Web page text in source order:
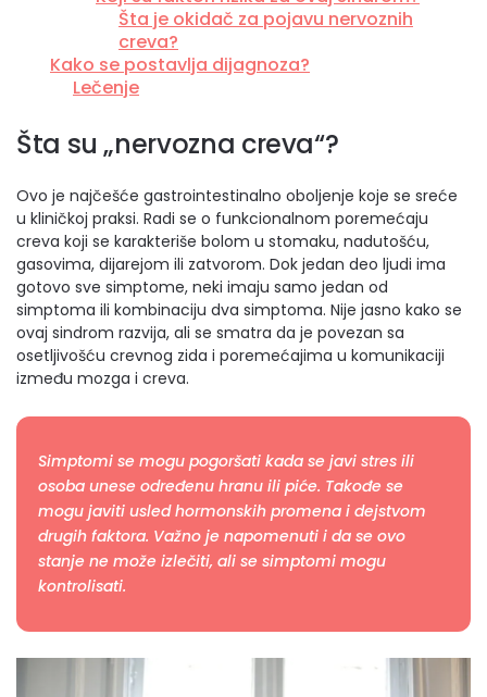
Šta je okidač za pojavu nervoznih
creva?
Kako se postavlja dijagnoza?
Lečenje
Šta su „nervozna creva“?
Ovo je najčešće gastrointestinalno oboljenje koje se sreće
u kliničkoj praksi. Radi se o funkcionalnom poremećaju
creva koji se karakteriše bolom u stomaku, nadutošću,
gasovima, dijarejom ili zatvorom. Dok jedan deo ljudi ima
gotovo sve simptome, neki imaju samo jedan od
simptoma ili kombinaciju dva simptoma. Nije jasno kako se
ovaj sindrom razvija, ali se smatra da je povezan sa
osetljivošću crevnog zida i poremećajima u komunikaciji
između mozga i creva.
Simptomi se mogu pogoršati kada se javi stres ili
osoba unese određenu hranu ili piće. Takođe se
mogu javiti usled hormonskih promena i dejstvom
drugih faktora. Važno je napomenuti i da se ovo
stanje ne može izlečiti, ali se simptomi mogu
kontrolisati.